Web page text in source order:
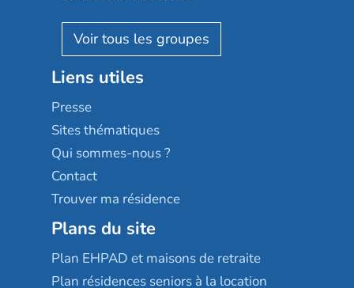
Reseda
Stella management
Les villages d'or
Sérénys
Résidences services Villa Médicis
Résidalya
Groupe aplus
AGE D'OR Services
Liens utiles
Presse
Sites thématiques
Qui sommes-nous ?
Contact
Trouver ma résidence
Plans du site
Plan EHPAD et maisons de retraite
Plan résidences seniors à la location